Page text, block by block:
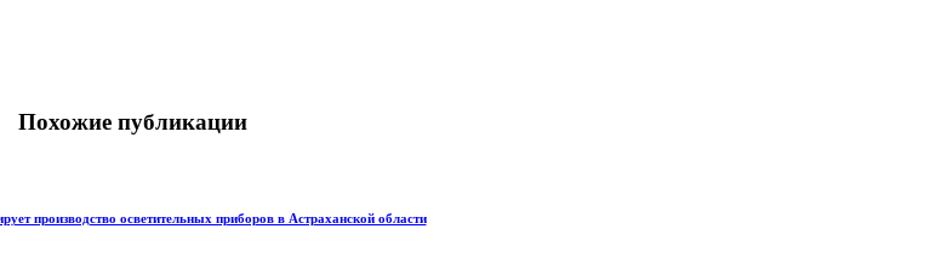
Похожие публикации
производство осветительных приборов в Астраханской области